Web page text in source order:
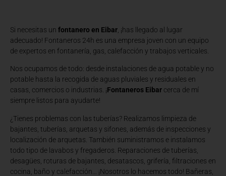
Si necesitas un fontanero en Eibar , ¡has llegado al lugar
adecuado! Fontaneros 24h es una empresa joven con un equipo
de expertos en fontanería, gas, calefacción y trabajos verticales.
Nos ocupamos de todo: desde instalaciones de agua potable y no
potable hasta la recogida de aguas pluviales y residuales en
casas, comercios o industrias. ¡Fontaneros Eibar cerca de mí
siempre listos para ayudarte!
¿Tienes problemas con las tuberías? Realizamos limpieza de
bajantes, tuberías, arquetas y sifones, además de inspecciones y
localización de arquetas. También suministramos e instalamos
todo tipo de lavabos y fregaderos. Reparaciones de tuberías,
desagües, roturas de bajantes, desatascos, grifería, filtraciones en
cocina, baño y calefacción… ¡Nosotros lo hacemos todo! Bañeras,